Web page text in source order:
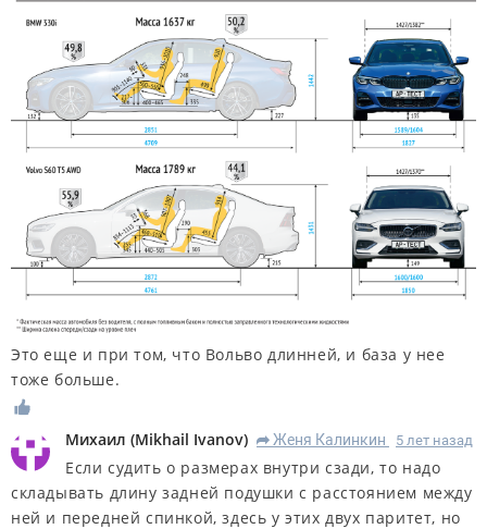
Это еще и при том, что Вольво длинней, и база у нее
тоже больше.
Михаил (Mikhail Ivanov) R Женя Калинкин 5 лет назад
Если судить о размерах внутри сзади, то надо
складывать длину задней подушки с расстоянием между
ней и передней спинкой, здесь у этих двух паритет, но